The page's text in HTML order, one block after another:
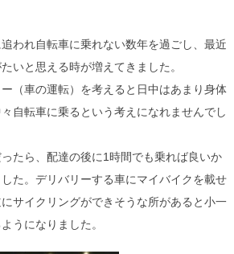
われ自転車に乗れない数年を過ごし、最近
いと思える時が増えてきました。
（車の運転）を考えると日中はあまり身体
自転車に乗るという考えになれませんでし
たら、配達の後に1時間でも乗れば良いか
た。デリバリーする車にマイバイクを載せ
サイクリングができそうな所があると小一
うになりました。